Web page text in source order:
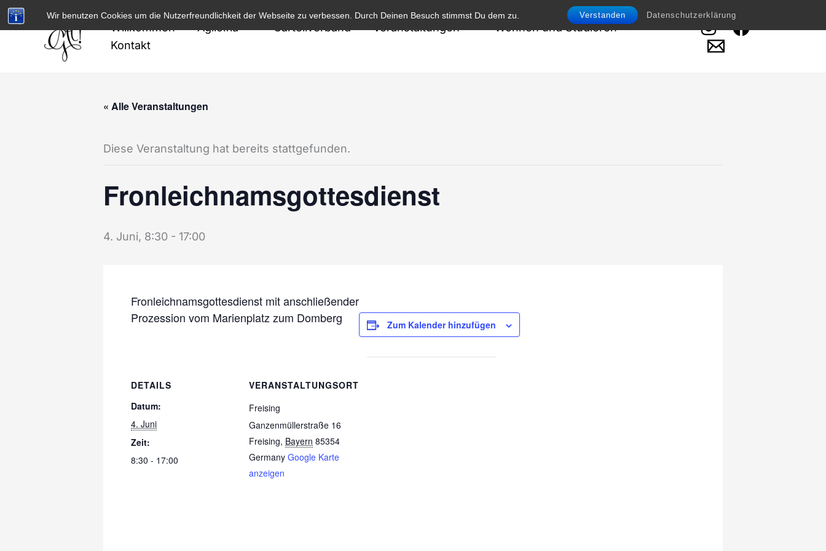
Wir benutzen Cookies um die Nutzerfreundlichkeit der Webseite zu verbessen. Durch Deinen Besuch stimmst Du dem zu. Verstanden Datenschutzerklärung
Zum
Inhalt
springen
Willkommen Agilolfia Cartellverband Veranstaltungen
Wohnen und Studieren
Kontakt
« Alle Veranstaltungen
Diese Veranstaltung hat bereits stattgefunden.
Fronleichnamsgottesdienst
4. Juni, 8:30 - 17:00
Fronleichnamsgottesdienst mit anschließender
Prozession vom Marienplatz zum Domberg
Zum Kalender hinzufügen
DETAILS
Datum:
4. Juni
Zeit:
8:30 - 17:00
VERANSTALTUNGSORT
Freising
Ganzenmüllerstraße 16
Freising, Bayern 85354
Germany Google Karte
anzeigen